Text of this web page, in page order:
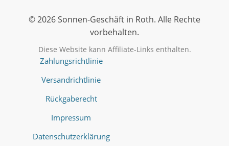
© 2026 Sonnen-Geschäft in Roth. Alle Rechte
vorbehalten.
Diese Website kann Affiliate-Links enthalten.
Zahlungsrichtlinie
Versandrichtlinie
Rückgaberecht
Impressum
Datenschutzerklärung